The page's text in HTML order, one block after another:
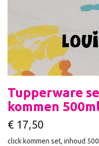
Tupperware
kommen
€ 17,50
click kommen set, inhoud